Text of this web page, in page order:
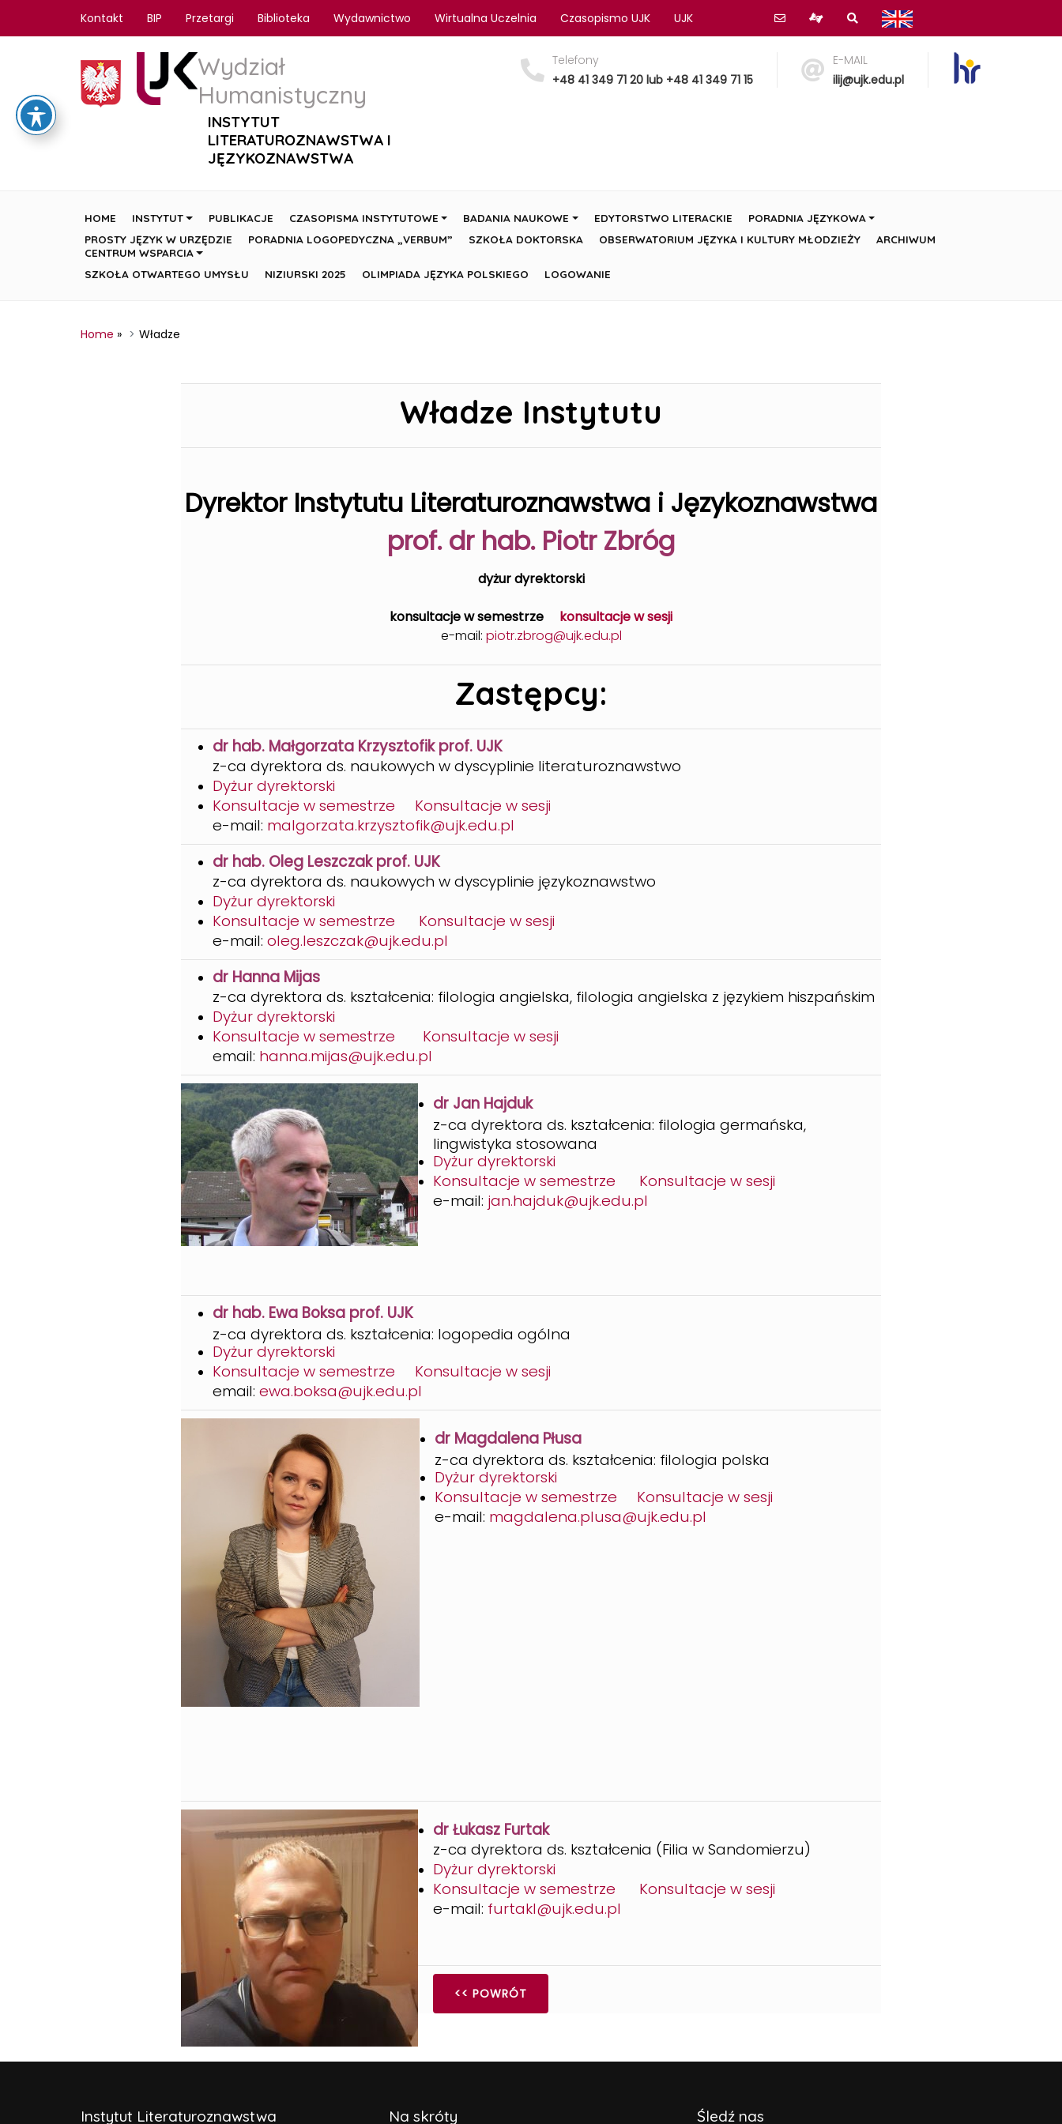
Kontakt BIP Przetargi Biblioteka Wydawnictwo Wirtualna Uczelnia Czasopismo UJK UJK
Wydział
Humanistyczny
INSTYTUT
LITERATUROZNAWSTWA I
JĘZYKOZNAWSTWA
Telefony
+48 41 349 71 20 lub +48 41 349 71 15
E-MAIL
ilij@ujk.edu.pl
HOME INSTYTUT PUBLIKACJE CZASOPISMA INSTYTUTOWE BADANIA NAUKOWE EDYTORSTWO LITERACKIE
PORADNIA JĘZYKOWA
PROSTY JĘZYK W URZĘDZIE
CENTRUM WSPARCIA
PORADNIA LOGOPEDYCZNA „VERBUM” SZKOŁA DOKTORSKA OBSERWATORIUM JĘZYKA I KULTURY MŁODZIEŻY ARCHIWUM
SZKOŁA OTWARTEGO UMYSŁU NIZIURSKI 2025 OLIMPIADA JĘZYKA POLSKIEGO LOGOWANIE
Home » Władze
Władze Instytutu
Dyrektor Instytutu Literaturoznawstwa i Językoznawstwa
prof. dr hab. Piotr Zbróg
dyżur dyrektorski
konsultacje w semestrze
konsultacje w sesji
e-mail: piotr.zbrog@ujk.edu.pl
Zastępcy:
dr hab. Małgorzata Krzysztofik prof. UJK
z-ca dyrektora ds. naukowych w dyscyplinie literaturoznawstwo
Dyżur dyrektorski
Konsultacje w semestrze
Konsultacje w sesji
e-mail: malgorzata.krzysztofik@ujk.edu.pl
dr hab. Oleg Leszczak prof. UJK
z-ca dyrektora ds. naukowych w dyscyplinie językoznawstwo
Dyżur dyrektorski
Konsultacje w semestrze
Konsultacje w sesji
e-mail: oleg.leszczak@ujk.edu.pl
dr Hanna Mijas
z-ca dyrektora ds. kształcenia: filologia angielska, filologia angielska z językiem hiszpańskim
Dyżur dyrektorski
Konsultacje w semestrze
Konsultacje w sesji
email: hanna.mijas@ujk.edu.pl
dr Jan Hajduk
z-ca dyrektora ds. kształcenia: filologia germańska,
lingwistyka stosowana
Dyżur dyrektorski
Konsultacje w semestrze
Konsultacje w sesji
e-mail: jan.hajduk@ujk.edu.pl
dr hab. Ewa Boksa prof. UJK
z-ca dyrektora ds. kształcenia: logopedia ogólna
Dyżur dyrektorski
Konsultacje w semestrze
Konsultacje w sesji
email: ewa.boksa@ujk.edu.pl
dr Magdalena Płusa
z-ca dyrektora ds. kształcenia: filologia polska
Dyżur dyrektorski
Konsultacje w semestrze
Konsultacje w sesji
e-mail: magdalena.plusa@ujk.edu.pl
dr Łukasz Furtak
z-ca dyrektora ds. kształcenia (Filia w Sandomierzu)
Dyżur dyrektorski
Konsultacje w semestrze
Konsultacje w sesji
e-mail: furtakl@ujk.edu.pl
<< POWRÓT
Instytut Literaturoznawstwa Na skróty Śledź nas